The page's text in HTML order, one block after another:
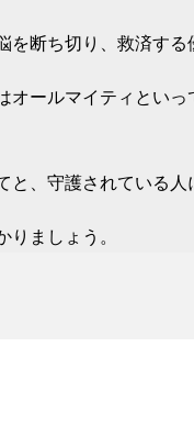
を断ち切り、救済する
オールマイティとい
、守護されている人
りましょう。